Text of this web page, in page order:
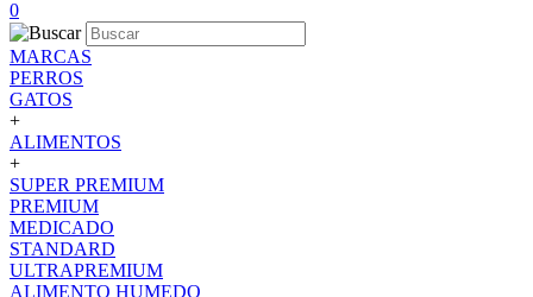
0
MARCAS
PERROS
GATOS
+
ALIMENTOS
+
SUPER PREMIUM
PREMIUM
MEDICADO
STANDARD
ULTRAPREMIUM
ALIMENTO HUMEDO